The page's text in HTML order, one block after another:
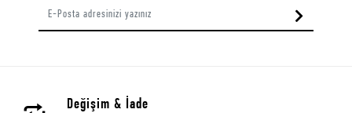
Değişim & İade